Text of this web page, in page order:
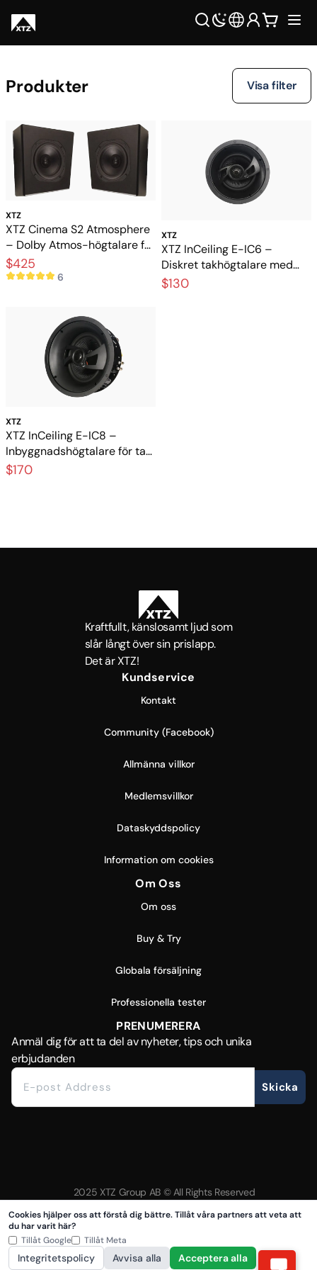
Produkter Visa filter
XTZ
XTZ Cinema S2 Atmosphere
– Dolby Atmos-högtalare för
3D-ljud
$425
6
XTZ
XTZ InCeiling E-IC6 –
Diskret takhögtalare med
fylligt och detaljerat ljud
$130
XTZ
XTZ InCeiling E-IC8 –
Inbyggnadshögtalare för tak
med kraftfull bas
$170
Kraftfullt, känslosamt ljud som
slår långt över sin prislapp.
Det är XTZ!
Kundservice
Kontakt
Community (Facebook)
Allmänna villkor
Medlemsvillkor
Dataskyddspolicy
Information om cookies
Om Oss
Om oss
Buy & Try
Globala försäljning
Professionella tester
PRENUMERERA
Anmäl dig för att ta del av nyheter, tips och unika
erbjudanden
Skicka
2025 XTZ Group AB © All Rights Reserved
Skapat & Drivs av Tamio
Cookies hjälper oss att förstå dig bättre. Tillåt våra partners att veta att
du har varit här?
Tillåt Google
Tillåt Meta
Integritetspolicy Avvisa alla Acceptera alla